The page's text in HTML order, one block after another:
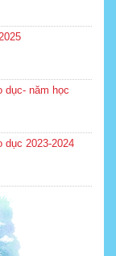
dục- năm học
2023-2024